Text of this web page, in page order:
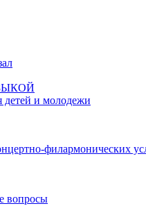
детей и молодежи
филармонических
вопросы